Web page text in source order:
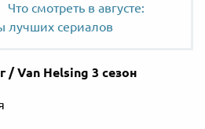
Что смотреть в августе:
лучших сериалов
/ Van Helsing 3 сезон